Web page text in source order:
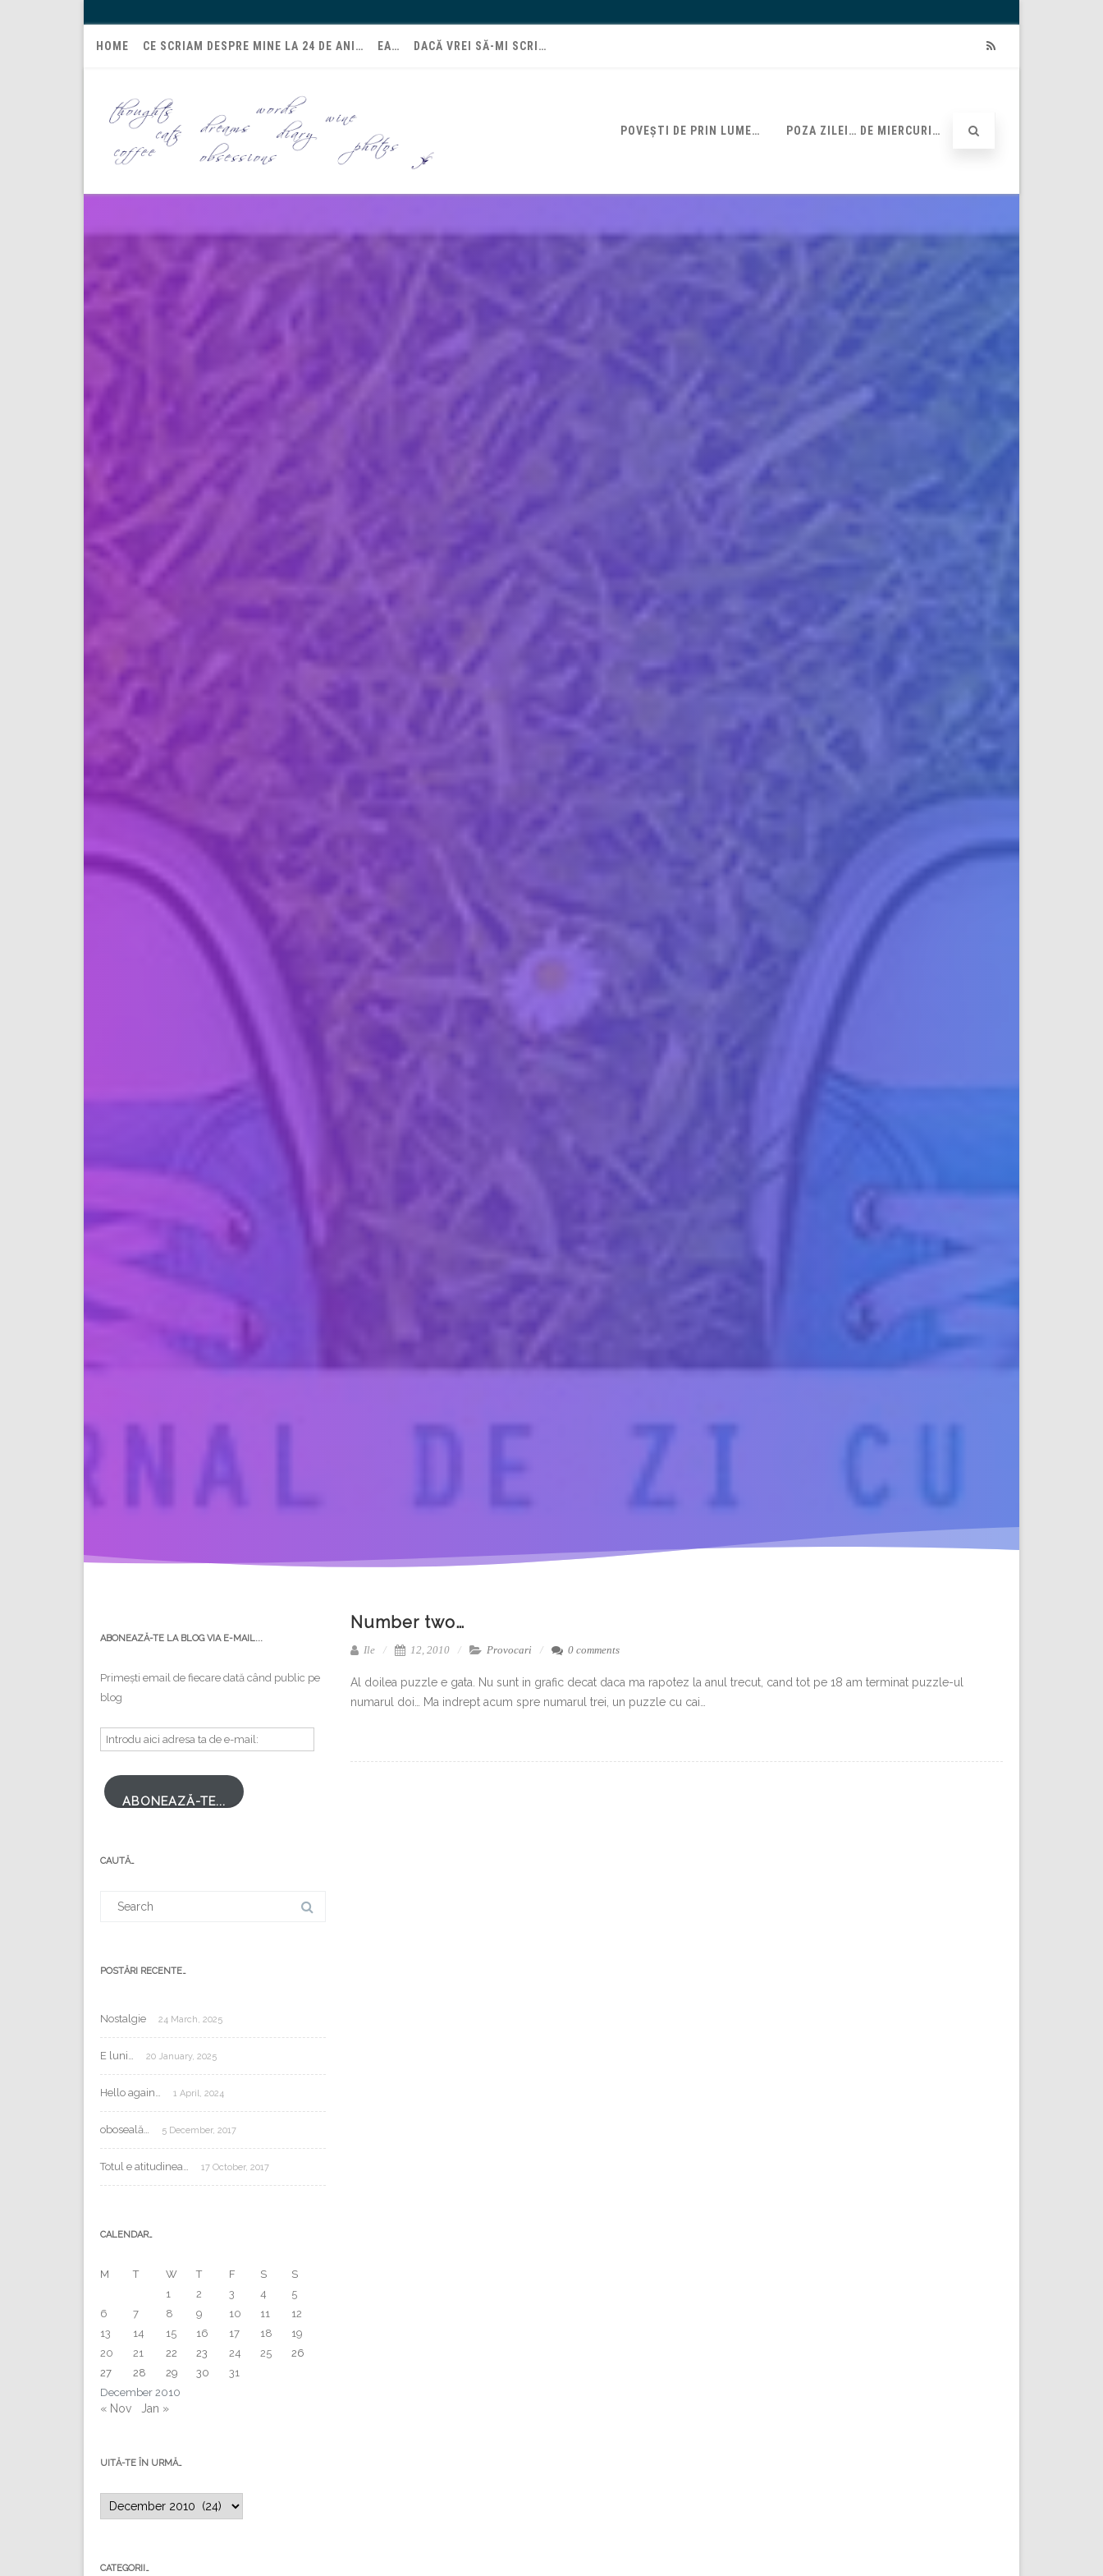
HOME CE SCRIAM DESPRE MINE LA 24 DE ANI… EA… DACĂ VREI SĂ-MI SCRI…
POVEȘTI DE PRIN LUME… POZA ZILEI… DE MIERCURI…
Number two…
Ile 12, 2010 Provocari 0 comments
Al doilea puzzle e gata. Nu sunt in grafic decat daca ma rapotez la anul trecut, cand tot pe 18 am terminat puzzle-ul
numarul doi… Ma indrept acum spre numarul trei, un puzzle cu cai…
ABONEAZĂ-TE LA BLOG VIA E-MAIL...
Primești email de fiecare dată când public pe
blog
Introdu
adresa
ta
mail:
ABONEAZĂ-TE...
CAUTĂ…
POSTĂRI RECENTE…
Nostalgie 24 March, 2025
E luni… 20 January, 2025
Hello again… 1 April, 2024
oboseală… 5 December, 2017
Totul e atitudinea… 17 October, 2017
CALENDAR…
December 2010
M T W T F S
S
1
2 3 4
5
6
7 8 9 10 11
12
13
14 15 16 17 18
19
20
21 22 23 24 25
26
27
28 29 30 31
« Nov Jan »
UITĂ-TE ÎN URMĂ…
în
CATEGORII…